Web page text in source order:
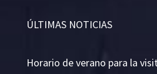
ÚLTIMAS NOTICIAS
Horario de verano para la